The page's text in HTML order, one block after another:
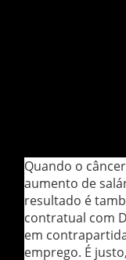
Quando o
aumento de
resultado é
contratual com
em
emprego. É